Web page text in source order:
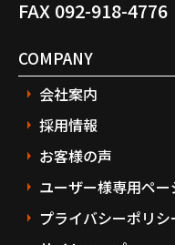
FAX 092-918-4776
COMPANY
会社案内
採用情報
お客様の声
ユーザー様専用ペー
プライバシーポリシ